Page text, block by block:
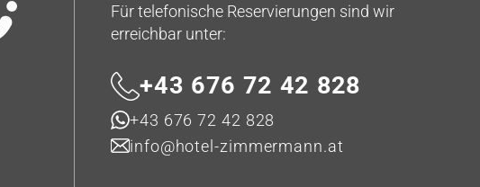
Für telefonische Reservierungen sind wir
erreichbar unter:
+43 676 72 42 828
+43 676 72 42 828
info@hotel-zimmermann.at